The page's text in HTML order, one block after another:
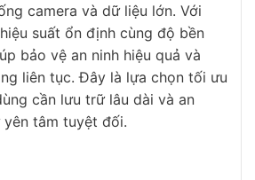
camera và dữ liệu lớn. Với
suất ổn định cùng độ bền
bảo vệ an ninh hiệu quả và
liên tục. Đây là lựa chọn tối ưu
cần lưu trữ lâu dài và an
tâm tuyệt đối.